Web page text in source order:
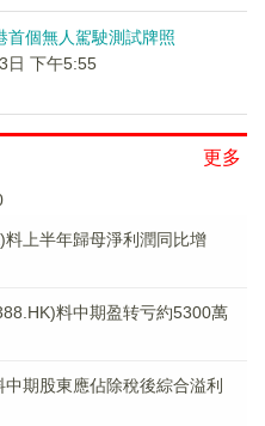
首個無人駕駛測試牌照
日 下午5:55
更多
上半年歸母淨利潤同比增
料中期盈转亏約5300萬
期股東應佔除稅後綜合溢利